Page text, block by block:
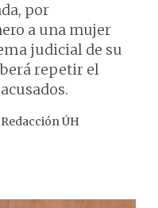
por
a una mujer
judicial de su
repetir el
Redacción ÚH